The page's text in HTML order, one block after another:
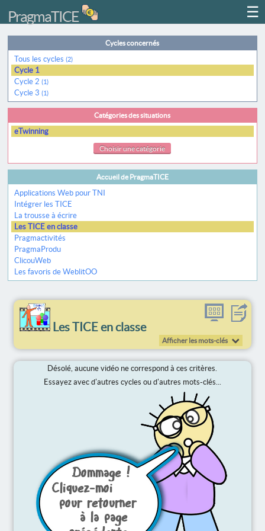
PragmaTICE
Cycles concernés
Tous les cycles(2)
Cycle 1
Cycle 2(1)
Cycle 3(1)
Catégories des situations
eTwinning
Choisir une catégorie
Accueil de PragmaTICE
Applications Web pour TNI
Intégrer les TICE
La trousse à écrire
Les TICE en classe
Pragmactivités
PragmaProdu
ClicouWeb
Les favoris de WeblitOO
Les TICE en classe
Afficher les mots-clés
Désolé, aucune vidéo ne correspond à ces critères.
Essayez avec d'autres cycles ou d'autres mots-clés...
☰